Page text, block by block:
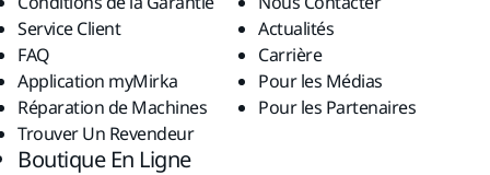
Service Client
FAQ
Application myMirka
Réparation de Machines
Trouver Un Revendeur
Actualités
Carrière
Pour les Médias
Pour les Partenaires
Boutique En Ligne